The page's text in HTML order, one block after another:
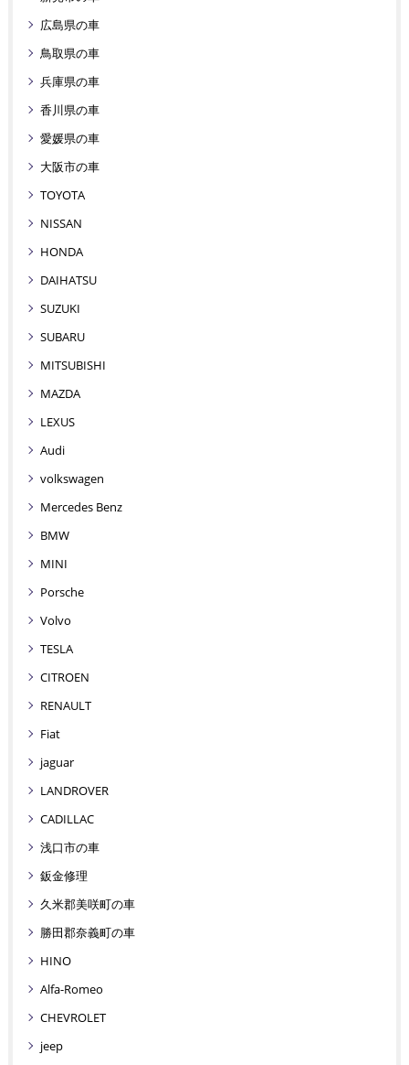
広島県の車
鳥取県の車
兵庫県の車
香川県の車
愛媛県の車
大阪市の車
TOYOTA
NISSAN
HONDA
DAIHATSU
SUZUKI
SUBARU
MITSUBISHI
MAZDA
LEXUS
Audi
volkswagen
Mercedes Benz
BMW
MINI
Porsche
Volvo
TESLA
CITROEN
RENAULT
Fiat
jaguar
LANDROVER
CADILLAC
浅口市の車
鈑金修理
久米郡美咲町の車
勝田郡奈義町の車
HINO
Alfa-Romeo
CHEVROLET
jeep